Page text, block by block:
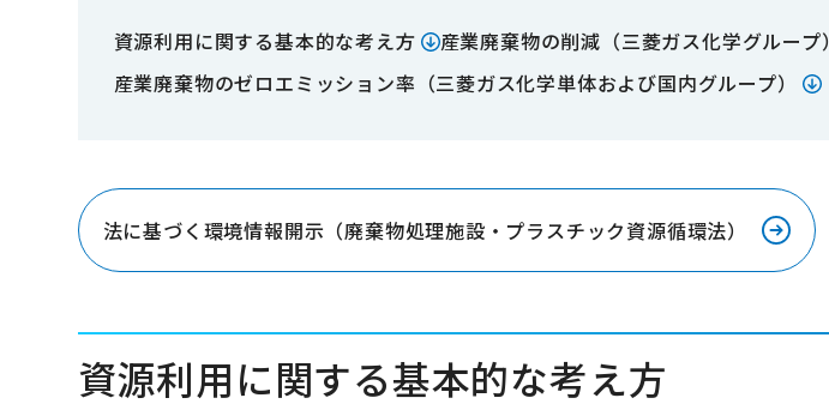
資源利用に関する基本的な考え方
産業廃棄物の削減（三菱ガス化学グループ）
産業廃棄物のゼロエミッション率（三菱ガス化学単体および国内グループ）
法に基づく環境情報開示（廃棄物処理施設・プラスチック資源循環法）
資源利用に関する基本的な考え方